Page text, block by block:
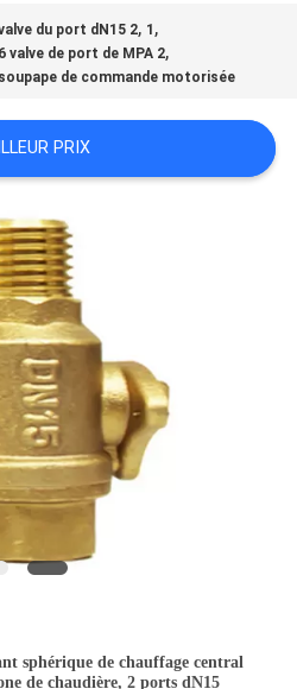
du port dN15 2, 1 ,
6 valve de port de MPA 2,
soupape de commande motorisée
PRIX
sphérique de chauffage central
de chaudière, 2 ports dN15